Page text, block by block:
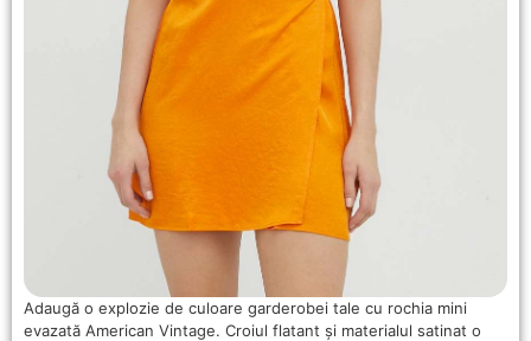
Adaugă o explozie de culoare garderobei tale cu rochia mini
evazată American Vintage. Croiul flatant și materialul satinat o